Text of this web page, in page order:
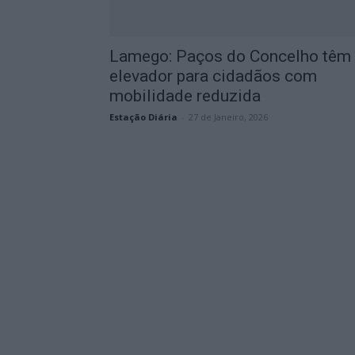
Lamego: Paços do Concelho têm
elevador para cidadãos com
mobilidade reduzida
Estação Diária 27 de Janeiro, 2026